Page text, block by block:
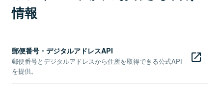
情報
郵便番号・デジタルアドレスAPI
郵便番号とデジタルアドレスから住所を取得できる公式API
を提供。